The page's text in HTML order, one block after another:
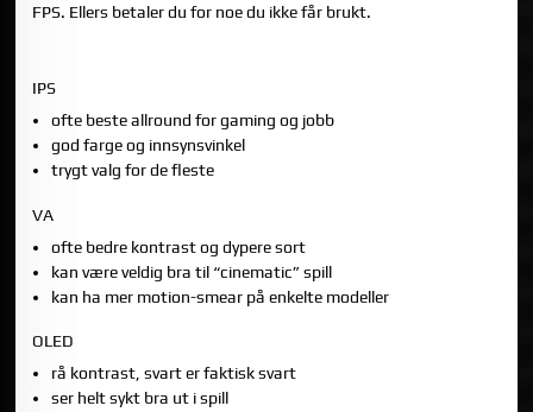
FPS. Ellers betaler du for noe du ikke får brukt.
IPS
ofte beste allround for gaming og jobb
god farge og innsynsvinkel
trygt valg for de fleste
VA
ofte bedre kontrast og dypere sort
kan være veldig bra til “cinematic” spill
kan ha mer motion-smear på enkelte modeller
OLED
rå kontrast, svart er faktisk svart
ser helt sykt bra ut i spill